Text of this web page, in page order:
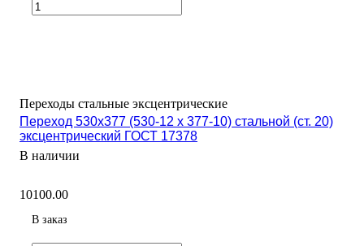
Переходы стальные эксцентрические
Переход 530х377 (530-12 х 377-10) стальной (ст. 20)
эксцентрический ГОСТ 17378
В наличии
10100.00
В заказ